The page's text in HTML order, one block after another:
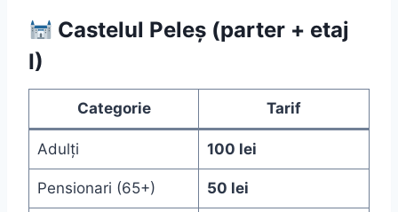
Castelul Peleș (parter + etaj
I)
Categorie Tarif
Adulți 100 lei
Pensionari (65+) 50 lei